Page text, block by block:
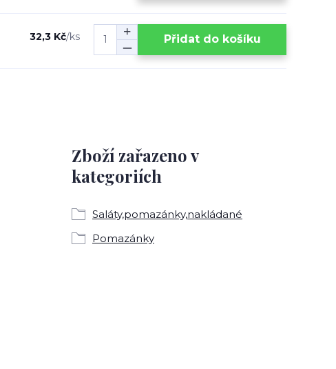
32,3 Kč/ks Přidat do košíku
Zboží zařazeno v
kategoriích
Saláty,pomazánky,nakládané
Pomazánky